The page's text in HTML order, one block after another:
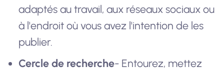
adaptés au travail, aux réseaux sociaux ou
à l'endroit où vous avez l'intention de les
publier.
Cercle de recherche- Entourez, mettez